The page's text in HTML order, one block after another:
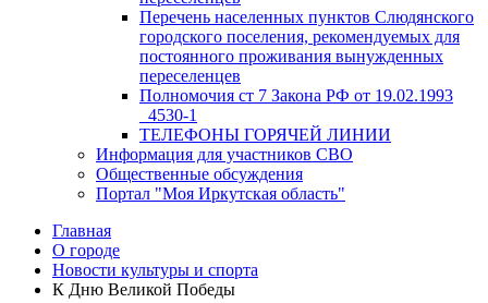
Перечень населенных пунктов Слюдянского
городского поселения, рекомендуемых для
постоянного проживания вынужденных
переселенцев
Полномочия ст 7 Закона РФ от 19.02.1993
_4530-1
ТЕЛЕФОНЫ ГОРЯЧЕЙ ЛИНИИ
Информация для участников СВО
Общественные обсуждения
Портал "Моя Иркутская область"
Главная
О городе
Новости культуры и спорта
К Дню Великой Победы